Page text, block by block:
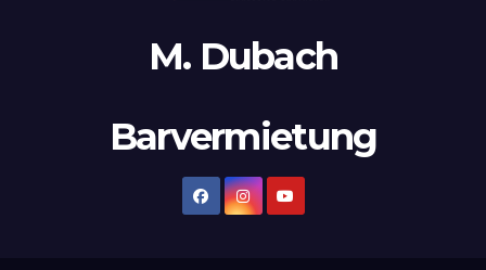
M. Dubach
Barvermietung